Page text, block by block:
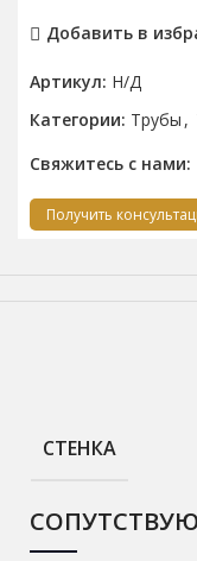
Добавить в
Артикул: Н/Д
Категории: Трубы ,
Свяжитесь с нами:
Получить
СТЕНКА